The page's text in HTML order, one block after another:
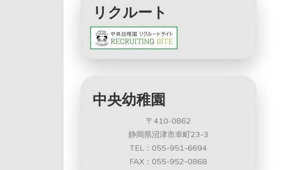
リクルート
中央幼稚園
〒410-0862
静岡県沼津市幸町23-3
TEL：055-951-6694
FAX：055-952-0868